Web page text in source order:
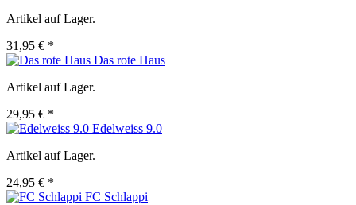
Artikel auf Lager.
31,95 € *
Das rote Haus
Artikel auf Lager.
29,95 € *
Edelweiss 9.0
Artikel auf Lager.
24,95 € *
FC Schlappi